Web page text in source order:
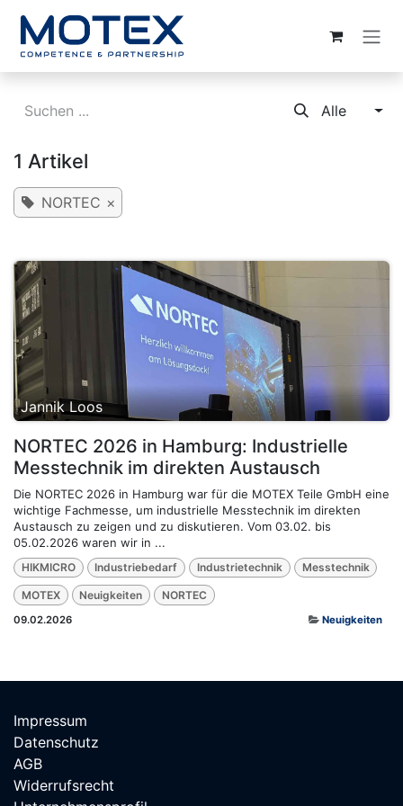
Alle
1 Artikel
NORTEC ×
Jannik Loos
NORTEC 2026 in Hamburg: Industrielle
Messtechnik im direkten Austausch
Die NORTEC 2026 in Hamburg war für die MOTEX Teile GmbH eine
wichtige Fachmesse, um industrielle Messtechnik im direkten
Austausch zu zeigen und zu diskutieren. Vom 03.02. bis
05.02.2026 waren wir in ...
HIKMICRO Industriebedarf Industrietechnik Messtechnik
MOTEX Neuigkeiten NORTEC
09.02.2026 Neuigkeiten
Impressum
Datenschutz
AGB
Widerrufsrecht